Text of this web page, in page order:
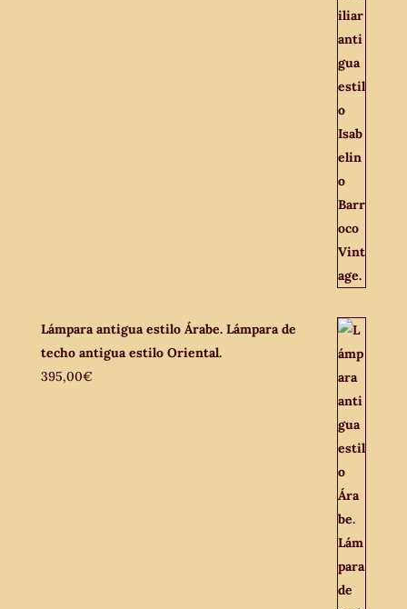
Lámpara antigua estilo Árabe. Lámpara de
techo antigua estilo Oriental.
395,00€